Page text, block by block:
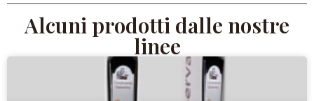
Alcuni prodotti dalle nostre
linee